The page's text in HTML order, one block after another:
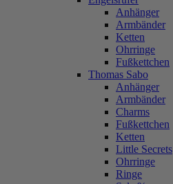
Anhänger
Armbänder
Ketten
Ohrringe
Fußkettchen
Thomas Sabo
Anhänger
Armbänder
Charms
Fußkettchen
Ketten
Little Secrets
Ohrringe
Ringe